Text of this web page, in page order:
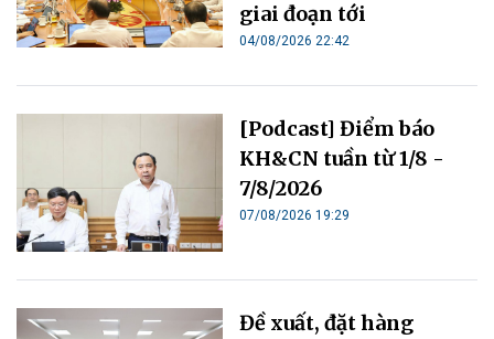
giai đoạn tới
04/08/2026 22:42
[Podcast] Điểm báo
KH&CN tuần từ 1/8 -
7/8/2026
07/08/2026 19:29
Đề xuất, đặt hàng